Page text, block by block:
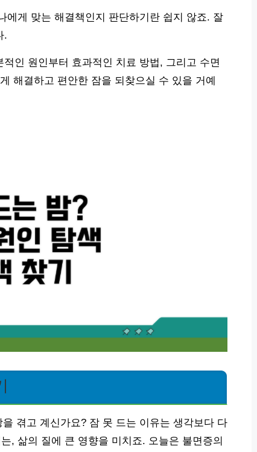
에게 맞는 해결책인지 판단하기란 쉽지 않죠. 잘
.
인 원인부터 효과적인 치료 방법, 그리고 수면
해결하고 편안한 잠을 되찾으실 수 있을 거예
겪고 계신가요? 잠 못 드는 이유는 생각보다 다
, 삶의 질에 큰 영향을 미치죠. 오늘은 불면증의